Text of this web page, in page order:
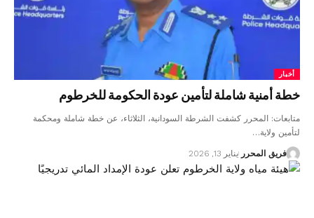
أخبار
خطة أمنية شاملة لتأمين عودة الحكومة للخرطوم
متابعات: المحرر كشفت الشرطة السودانية، الثلاثاء، عن خطة شاملة ومحكمة
لتأمين ولاية…
فريق المحرر يناير 13, 2026